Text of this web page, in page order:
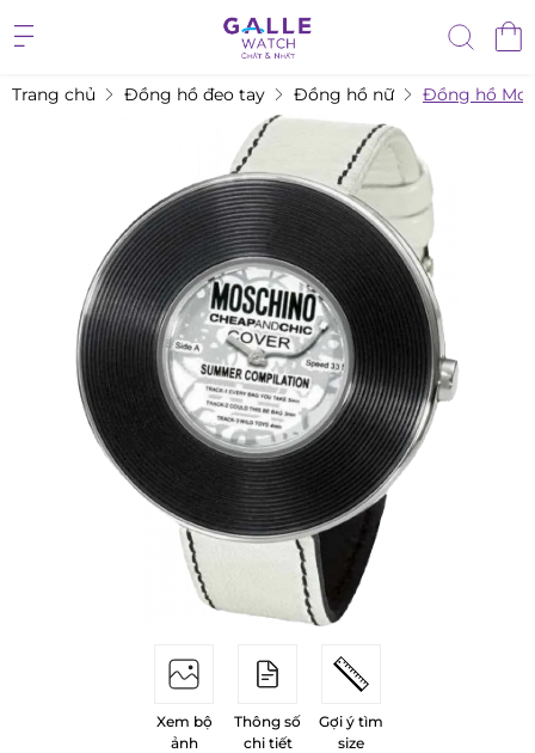
Trang chủ Đồng hồ đeo tay Đồng hồ nữ Đồng hồ
Xem bộ
ảnh
Thông số
chi tiết
Gợi ý tìm
size